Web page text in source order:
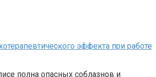
эффекта при работе
полна опасных соблазнов и